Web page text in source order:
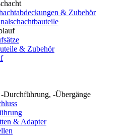
& Zubehör
& Zubehör
Durchführung, -Übergänge
& Adapter